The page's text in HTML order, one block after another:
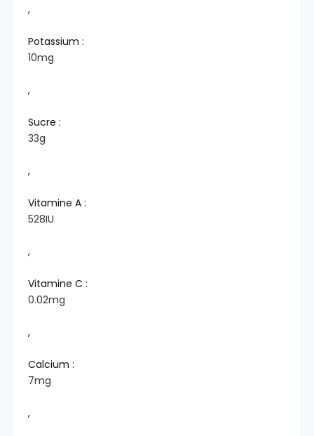
,
Potassium :
10mg
,
Sucre :
33g
,
Vitamine A :
528IU
,
Vitamine C :
0.02mg
,
Calcium :
7mg
,